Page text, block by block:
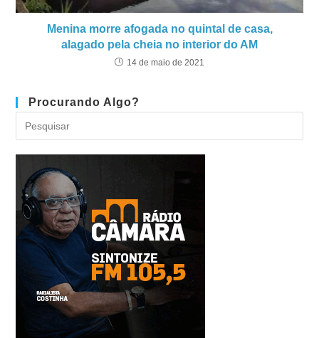
Menina morre afogada no quintal de casa,
alagado pela cheia no interior do AM
14 de maio de 2021
Procurando Algo?